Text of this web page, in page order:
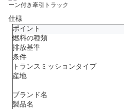
仕様
ポイント
燃料の種類
排放基準
条件
トランスミッションタイプ
産地
ブランド名
製品名